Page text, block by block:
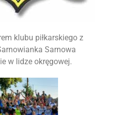
klubu piłkarskiego z
Sarnowa
w lidze okręgowej.